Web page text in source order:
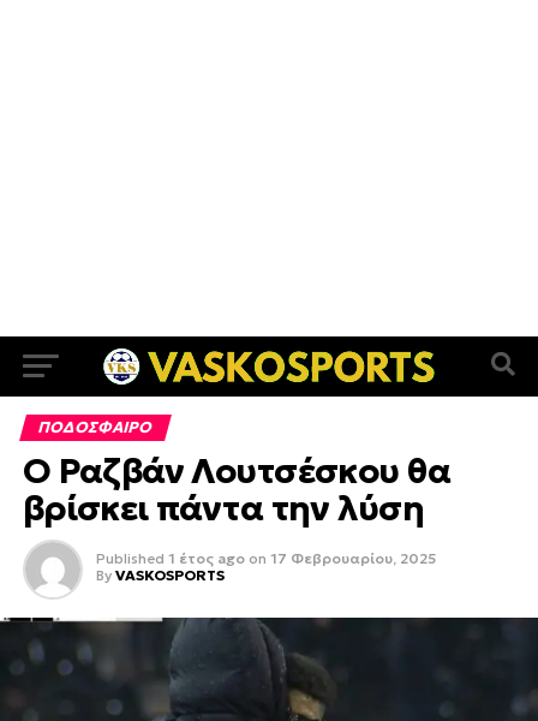
ΠΟΔΟΣΦΑΙΡΟ
Ο Ραζβάν Λουτσέσκου θα
βρίσκει πάντα την λύση
Published 1 έτος ago on 17 Φεβρουαρίου, 2025
By VASKOSPORTS